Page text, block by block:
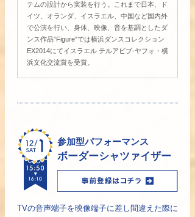
テムの設計から実装を行う。これまで日本、ド
イツ、オランダ、イスラエル、中国など国内外
で公演を行い、身体、映像、音を基調としたダ
ンス作品”Figure”では横浜ダンスコレクション
EX2014にてイスラエル テルアビブ-ヤフォ・横
浜文化交流賞を受賞。
参加型パフォーマンス
ボーダーシャツァイザー
TVの音声端子を映像端子に差し間違えた際に